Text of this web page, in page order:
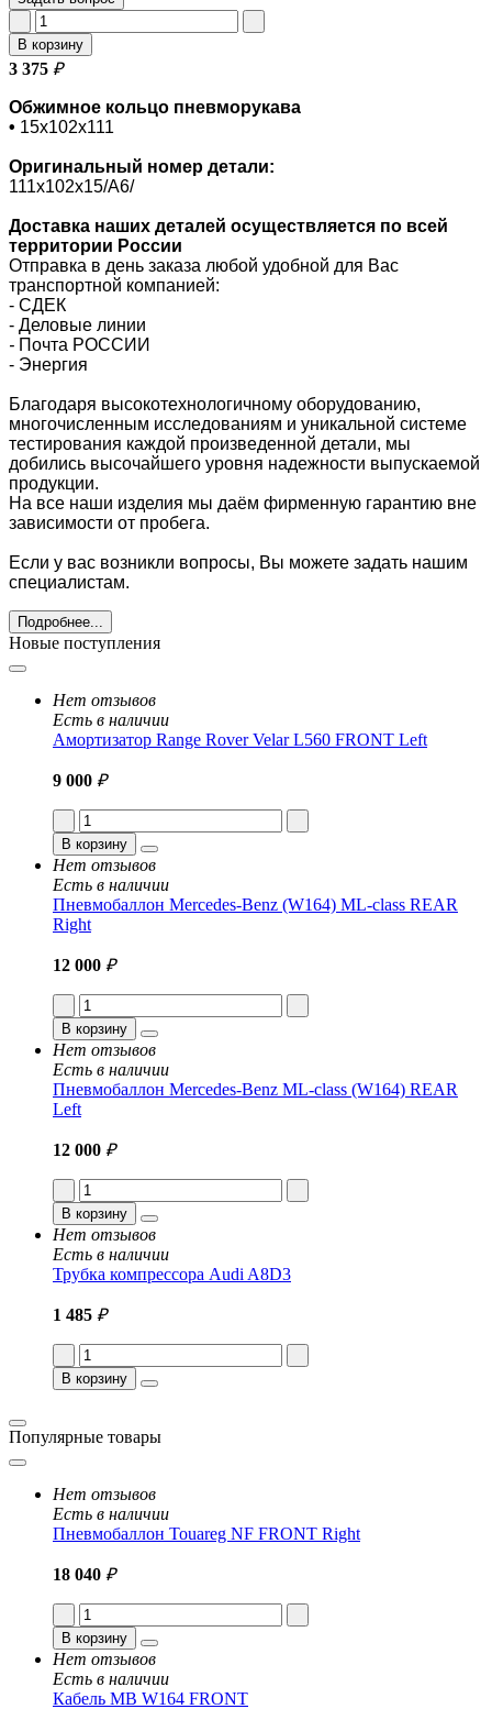
В корзину
3 375 ₽
Обжимное кольцо пневморукава
• 15х102х111
Оригинальный номер детали:
111х102х15/A6/
Доставка наших деталей осуществляется по всей
территории России
Отправка в день заказа любой удобной для Вас
транспортной компанией:
- СДЕК
- Деловые линии
- Почта РОССИИ
- Энергия
Благодаря высокотехнологичному оборудованию,
многочисленным исследованиям и уникальной системе
тестирования каждой произведенной детали, мы
добились высочайшего уровня надежности выпускаемой
продукции.
На все наши изделия мы даём фирменную гарантию вне
зависимости от пробега.
Если у вас возникли вопросы, Вы можете задать нашим
специалистам.
Подробнее...
Новые поступления
Нет отзывов
Есть в наличии
Амортизатор Range Rover Velar L560 FRONT Left
9 000 ₽
В корзину
Нет отзывов
Есть в наличии
Пневмобаллон Mercedes-Benz (W164) ML-class REAR
Right
12 000 ₽
В корзину
Нет отзывов
Есть в наличии
Пневмобаллон Mercedes-Benz ML-class (W164) REAR
Left
12 000 ₽
В корзину
Нет отзывов
Есть в наличии
Трубка компрессора Audi A8D3
1 485 ₽
В корзину
Популярные товары
Нет отзывов
Есть в наличии
Пневмобаллон Touareg NF FRONT Right
18 040 ₽
В корзину
Нет отзывов
Есть в наличии
Кабель MB W164 FRONT